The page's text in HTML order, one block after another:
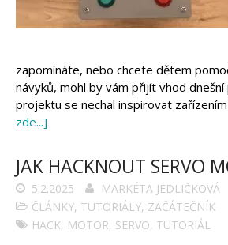
zapomínáte, nebo chcete dětem
návyků, mohl by vám přijít vhod
projektu se nechal inspirovat
zde...]
JAK HACKNOUT SERVO
5.2.2025
MARKÉTA JEDLIČKOVÁ
ČLÁNKY, TUTORIÁLY, ZAČÁTEČNÍK
HACK, MOTOR, SERVO, TUTORIÁL